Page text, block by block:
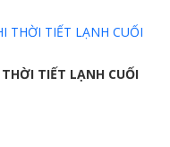
TIẾT LẠNH CUỐI